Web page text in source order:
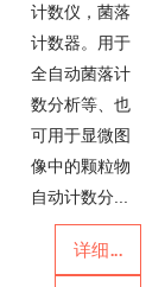
计数仪，菌落
计数器。用于
全自动菌落计
数分析等、也
可用于显微图
像中的颗粒物
自动计数分...
详细...